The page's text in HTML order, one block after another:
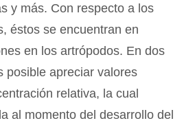
y más. Con respecto a los
éstos se encuentran en
en los artrópodos. En dos
posible apreciar valores
relativa, la cual
al momento del desarrollo del